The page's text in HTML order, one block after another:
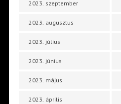
2023. szeptember
2023. augusztus
2023. július
2023. június
2023. május
2023. április